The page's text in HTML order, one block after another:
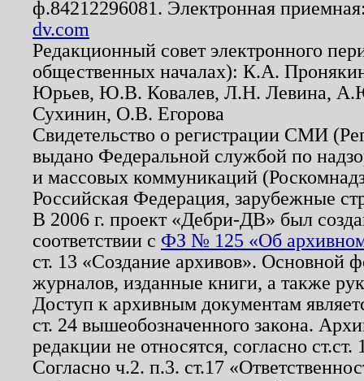
ф.84212296081. Электронная
dv.com
Редакционный совет электронного
общественных началах): К.А.
Юрьев, Ю.В. Ковалев, Л.Н. Левина,
Сухинин, О.В. Егорова
Свидетельство о регистрации СМИ
выдано Федеральной службой по
и массовых коммуникаций
Российская Федерация, зарубежные
В 2006 г. проект «Дебри-ДВ» был
соответствии с ФЗ № 125 «Об
ст. 13 «Создание архивов». Основной
журналов, изданные книги, а также
Доступ к архивным документам
ст. 24 вышеобозначенного закона.
редакции не относятся, согласно
Согласно ч.2. п.3. ст.17